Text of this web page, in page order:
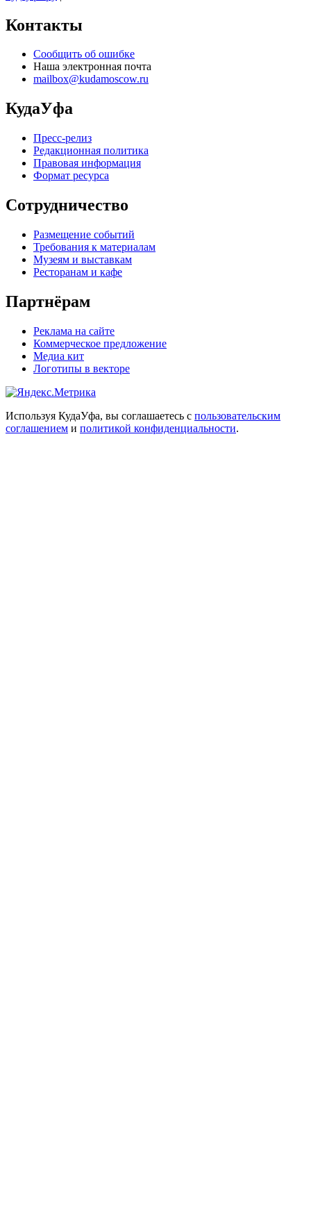
Контакты
Сообщить об ошибке
Наша электронная почта
mailbox@kudamoscow.ru
КудаУфа
Пресс-релиз
Редакционная политика
Правовая информация
Формат ресурса
Сотрудничество
Размещение событий
Требования к материалам
Музеям и выставкам
Ресторанам и кафе
Партнёрам
Реклама на сайте
Коммерческое предложение
Медиа кит
Логотипы в векторе
Используя КудаУфа, вы соглашаетесь с пользовательским
соглашением и политикой конфиденциальности.